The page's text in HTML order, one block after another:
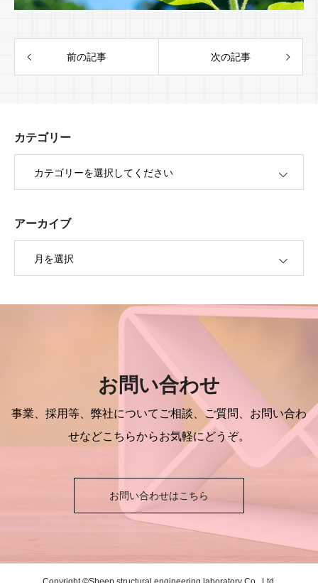
前の記事 次の記事
カテゴリー
アーカイブ
お問い合わせ
事業、採用等、弊社についてご相談、ご質問、お問い合わ
せなどこちらからお気軽にどうぞ。
お問い合わせはこちら